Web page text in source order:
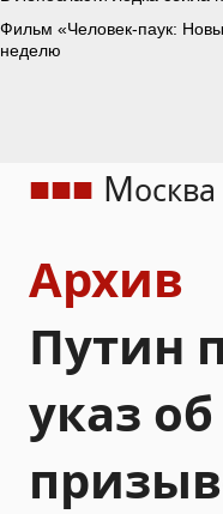
Москва
Архив
Путин
указ